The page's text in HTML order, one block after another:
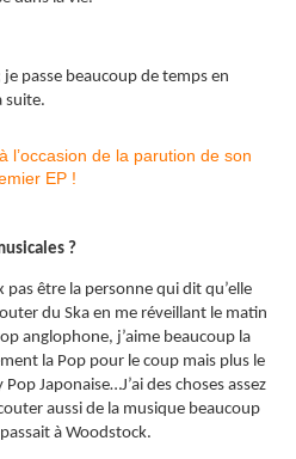
je passe beaucoup de temps en
suite.
?
être la personne qui dit qu’elle
du Ska en me réveillant le matin
anglophone, j’aime beaucoup la
la Pop pour le coup mais plus le
Japonaise…J’ai des choses assez
aussi de la musique beaucoup
à Woodstock.